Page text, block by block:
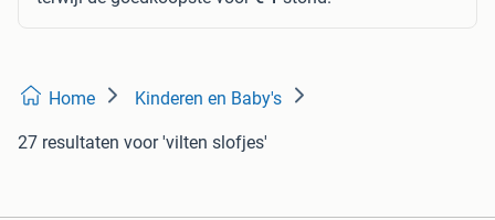
Home Kinderen en Baby's
27 resultaten voor 'vilten slofjes'